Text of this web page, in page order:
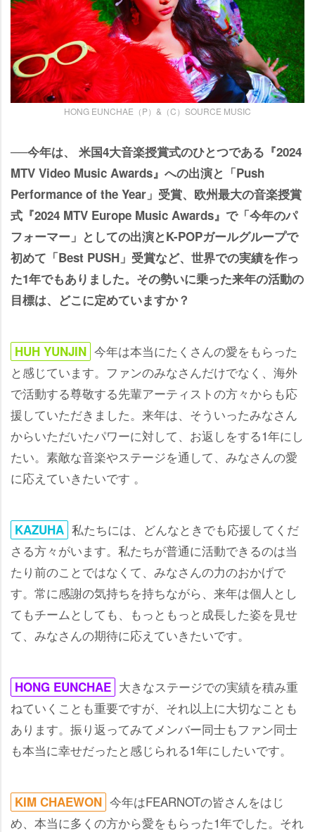
HONG EUNCHAE（P）&（C）SOURCE MUSIC
──今年は、 米国4大音楽授賞式のひとつである『2024
MTV Video Music Awards』への出演と「Push
Performance of the Year」受賞、欧州最大の音楽授賞
式『2024 MTV Europe Music Awards』で「今年のパ
フォーマー」としての出演とK-POPガールグループで
初めて「Best PUSH」受賞など、世界での実績を作っ
た1年でもありました。その勢いに乗った来年の活動の
目標は、どこに定めていますか？
HUH YUNJIN 今年は本当にたくさんの愛をもらった
と感じています。ファンのみなさんだけでなく、海外
で活動する尊敬する先輩アーティストの方々からも応
援していただきました。来年は、そういったみなさん
からいただいたパワーに対して、お返しをする1年にし
たい。素敵な音楽やステージを通して、みなさんの愛
に応えていきたいです 。
KAZUHA 私たちには、どんなときでも応援してくだ
さる方々がいます。私たちが普通に活動できるのは当
たり前のことではなくて、みなさんの力のおかげで
す。常に感謝の気持ちを持ちながら、来年は個人とし
てもチームとしても、もっともっと成長した姿を見せ
て、みなさんの期待に応えていきたいです。
HONG EUNCHAE 大きなステージでの実績を積み重
ねていくことも重要ですが、それ以上に大切なことも
あります。振り返ってみてメンバー同士もファン同士
も本当に幸せだったと感じられる1年にしたいです。
KIM CHAEWON 今年はFEARNOTの皆さんをはじ
め、本当に多くの方から愛をもらった1年でした。それ